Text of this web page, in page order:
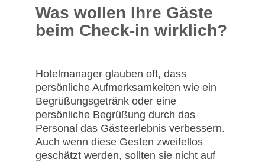
Was wollen Ihre Gäste
beim Check-in wirklich?
Hotelmanager glauben oft, dass
persönliche Aufmerksamkeiten wie ein
Begrüßungsgetränk oder eine
persönliche Begrüßung durch das
Personal das Gästeerlebnis verbessern.
Auch wenn diese Gesten zweifellos
geschätzt werden, sollten sie nicht auf